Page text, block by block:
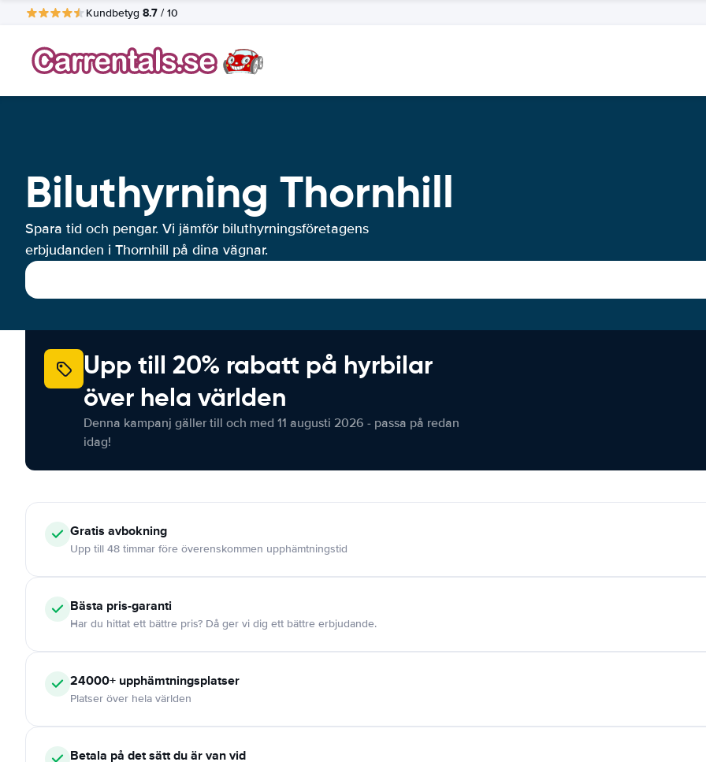
Kundbetyg 8.7 / 10
Biluthyrning Thornhill
Spara tid och pengar. Vi jämför biluthyrningsföretagens
erbjudanden i Thornhill på dina vägnar.
Upp till 20% rabatt på hyrbilar
över hela världen
Denna kampanj gäller till och med 11 augusti 2026 - passa på redan
idag!
Gratis avbokning
Upp till 48 timmar före överenskommen upphämtningstid
Bästa pris-garanti
Har du hittat ett bättre pris? Då ger vi dig ett bättre erbjudande.
24000+ upphämtningsplatser
Platser över hela världen
Betala på det sätt du är van vid